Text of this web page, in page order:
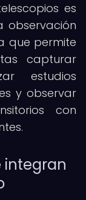
es
observación
que permite
capturar
estudios
y observar
con
integran